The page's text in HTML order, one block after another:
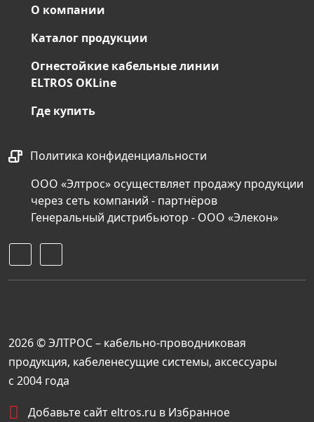
О компании
Каталог продукции
Огнестойкие кабельные линии
ELTROS OKLine
Где купить
Политика конфиденциальности
ООО «Элтрос» осуществляет продажу продукции
через сеть компаний - партнёров
Генеральный дистрибьютор - ООО «Элекон»
2026 © ЭЛТРОС – кабельно-проводниковая
продукция, кабеленесущие системы, аксессуары
с 2004 года
Добавьте сайт eltros.ru в Избранное